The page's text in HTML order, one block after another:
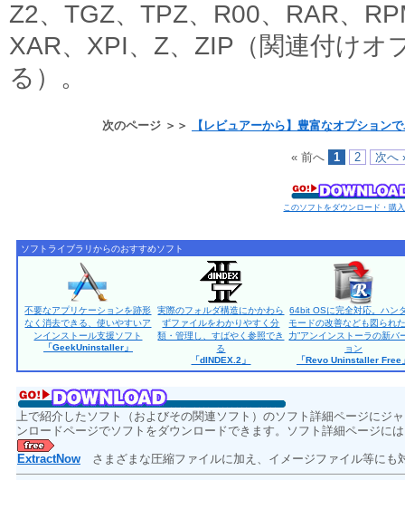
Z2、TGZ、TPZ、R00、RAR、
XAR、XPI、Z、ZIP（関連付けオ
る）。
次のページ ＞＞ 【レビュアーから】豊富なオプション
« 前へ 1 2 次へ
このソフトをダウンロード・購
ソフトライブラリからのおすすめソフト
不要なアプリケーションを跡形
なく消去できる、使いやすいア
ンインストール支援ソフト
「GeekUninstaller」
実際のフォルダ構造にかかわら
ずファイルをわかりやすく分
類・管理し、すばやく参照でき
る
「dINDEX.2」
64bit OSに完全対応。ハン
モードの改善なども図られ
力”アンインストーラの新バ
ョン
「Revo Uninstaller Free
上で紹介したソフト（およびその関連ソフト）のソフト詳細ページにジ
ンロードページでソフトをダウンロードできます。ソフト詳細ページに
ExtractNow さまざまな圧縮ファイルに加え、イメージファイル等に